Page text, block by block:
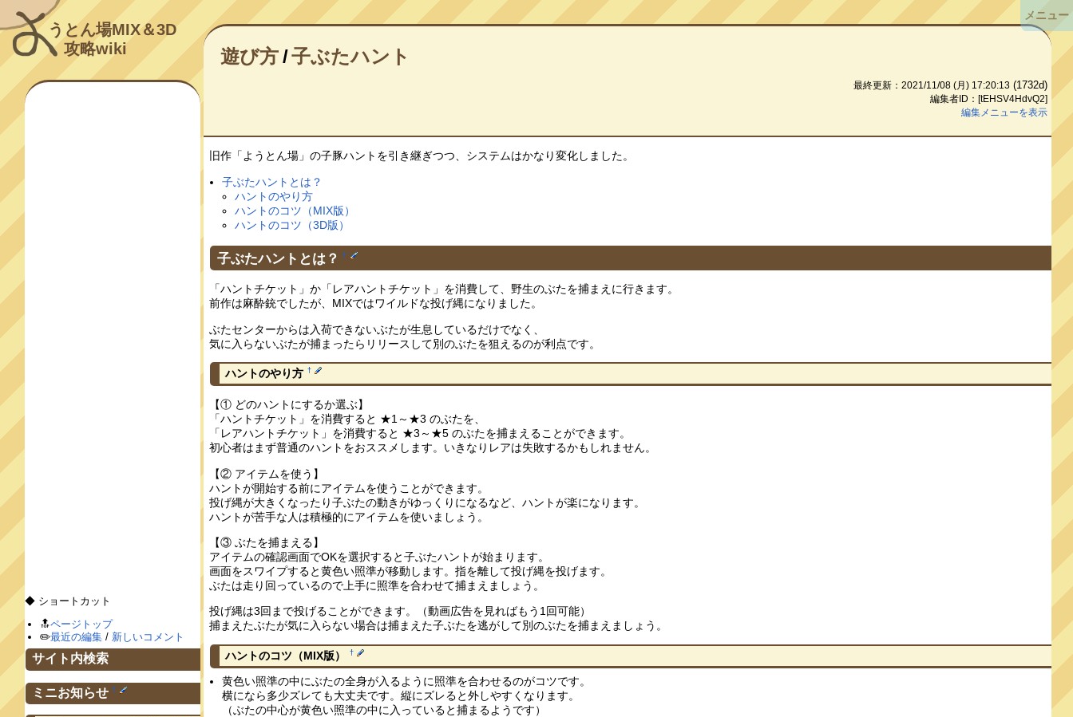
うとん場MIX＆3D
攻略wiki
遊び方/子ぶたハント
最終更新：2021/11/08 (月) 17:20:13 (1732d)
編集者ID：[tEHSV4HdvQ2]
編集メニューを表示
旧作「ようとん場」の子豚ハントを引き継ぎつつ、システムはかなり変化しました。
子ぶたハントとは？
ハントのやり方
ハントのコツ（MIX版）
ハントのコツ（3D版）
子ぶたハントとは？ †
「ハントチケット」か「レアハントチケット」を消費して、野生のぶたを捕まえに行きます。
前作は麻酔銃でしたが、MIXではワイルドな投げ縄になりました。
ぶたセンターからは入荷できないぶたが生息しているだけでなく、
気に入らないぶたが捕まったらリリースして別のぶたを狙えるのが利点です。
ハントのやり方 †
【① どのハントにするか選ぶ】
「ハントチケット」を消費すると ★1～★3 のぶたを、
「レアハントチケット」を消費すると ★3～★5 のぶたを捕まえることができます。
初心者はまず普通のハントをおススメします。いきなりレアは失敗するかもしれません。
【② アイテムを使う】
ハントが開始する前にアイテムを使うことができます。
投げ縄が大きくなったり子ぶたの動きがゆっくりになるなど、ハントが楽になります。
ハントが苦手な人は積極的にアイテムを使いましょう。
【③ ぶたを捕まえる】
アイテムの確認画面でOKを選択すると子ぶたハントが始まります。
画面をスワイプすると黄色い照準が移動します。指を離して投げ縄を投げます。
ぶたは走り回っているので上手に照準を合わせて捕まえましょう。
投げ縄は3回まで投げることができます。（動画広告を見ればもう1回可能）
捕まえたぶたが気に入らない場合は捕まえた子ぶたを逃がして別のぶたを捕まえましょう。
ハントのコツ（MIX版） †
黄色い照準の中にぶたの全身が入るように照準を合わせるのがコツです。
横になら多少ズレても大丈夫です。縦にズレると外しやすくなります。
（ぶたの中心が黄色い照準の中に入っていると捕まるようです）
◆ ショートカット
🔝ページトップ
✏️最近の編集 / 新しいコメント
サイト内検索
ミニお知らせ †
メニュー